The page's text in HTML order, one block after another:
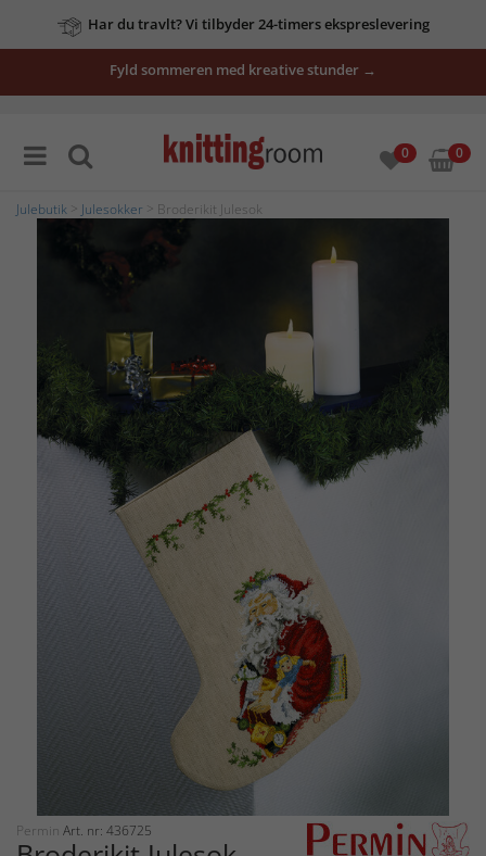
Har du travlt? Vi tilbyder 24-timers ekspreslevering
Fyld sommeren med kreative stunder →
0 0
Julebutik Julesokker > Broderikit Julesok
Permin Art. nr: 436725